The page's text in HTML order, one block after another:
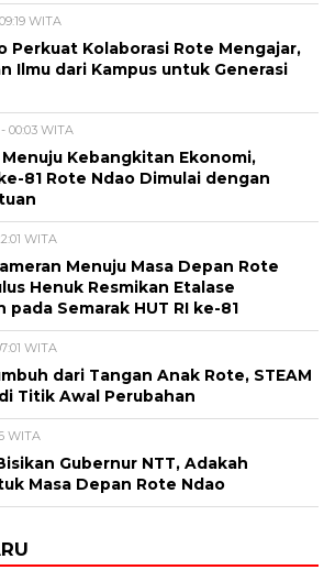
WITA
Perkuat Kolaborasi Rote Mengajar,
Ilmu dari Kampus untuk Generasi
00:03 WITA
Kebangkitan Ekonomi,
81 Rote Ndao Dimulai dengan
WITA
Menuju Masa Depan Rote
Henuk Resmikan Etalase
pada Semarak HUT RI ke-81
WITA
dari Tangan Anak Rote, STEAM
Titik Awal Perubahan
WITA
Gubernur NTT, Adakah
Masa Depan Rote Ndao